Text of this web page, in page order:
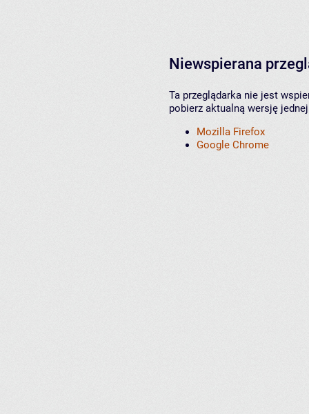
Niewspierana
Ta przeglądarka nie jest
pobierz aktualną wersję
Mozilla Firefox
Google Chrome